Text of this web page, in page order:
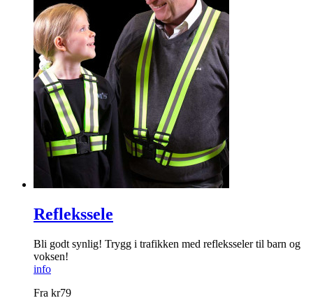
Reflekssele
Bli godt synlig! Trygg i trafikken med refleksseler til barn og
voksen!
info
Fra kr79